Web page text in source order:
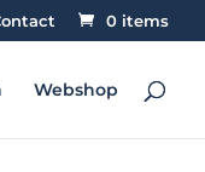
0 items
Webshop